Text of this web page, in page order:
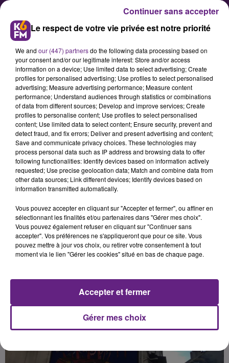
Le « MUR » a encore changé
L’espace artistique nommé le MUR
(Modulable, Urbain, Réactif) mis en
place cet été dans le centre-ville de
Dijon a été modifié depuis quelques
jours.
Publié : 18 octobre 2018 à 4h35 par Fabrice Aubry
Le respect de votre vie privée est notre priorité
We and our (447) partnersdo the following data processing based on
your consent and/or our legitimate interest: Store and/or access
information on a device; Use limited data to select advertising; Create
profiles for personalised advertising; Use profiles to select personalised
advertising; Measure advertising performance; Measure content
performance; Understand audiences through statistics or combinations
of data from different sources; Develop and improve services; Create
profiles to personalise content; Use profiles to select personalised
content; Use limited data to select content; Ensure security, prevent and
detect fraud, and fix errors; Deliver and present advertising and content;
Save and communicate privacy choices. These technologies may
process personal data such as IP address and browsing data to offer
following functionalities: Identify devices based on information actively
requested; Use precise geolocation data; Match and combine data from
other data sources; Link different devices; Identify devices based on
information transmitted automatically.
Vous pouvez accepter en cliquant sur "Accepter et fermer", ou affiner en
sélectionnant les finalités et/ou partenaires dans "Gérer mes choix".
Vous pouvez également refuser en cliquant sur "Continuer sans
accepter". Vos préférences ne s'appliqueront que pour ce site. Vous
pouvez mettre à jour vos choix, ou retirer votre consentement à tout
moment via le lien "Gérer les cookies" situé en bas de chaque page.
Gérer mes choix
Accepter et fermer
Continuer sans accepter